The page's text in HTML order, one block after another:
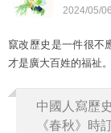
2024/05/06
竄改歷史是一件很不
才是廣大百姓的福祉。
中國人寫歷
《春秋》時